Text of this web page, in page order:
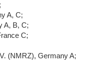
A, C;
A, B, C;
C;
(NMRZ), Germany A;